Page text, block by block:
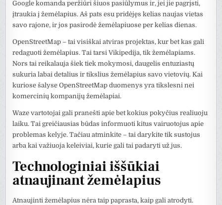
Google komanda peržiūri šiuos pasiūlymus ir, jei jie pagrįsti,
įtraukia į žemėlapius. Aš pats esu pridėjęs kelias naujas vietas
savo rajone, ir jos pasirodė žemėlapiuose per kelias dienas.
OpenStreetMap – tai visiškai atviras projektas, kur bet kas gali
redaguoti žemėlapius. Tai tarsi Vikipedija, tik žemėlapiams.
Nors tai reikalauja šiek tiek mokymosi, daugelis entuziastų
sukuria labai detalius ir tikslius žemėlapius savo vietovių. Kai
kuriose šalyse OpenStreetMap duomenys yra tikslesni nei
komercinių kompanijų žemėlapiai.
Waze vartotojai gali pranešti apie bet kokius pokyčius realiuoju
laiku. Tai greičiausias būdas informuoti kitus vairuotojus apie
problemas kelyje. Tačiau atminkite – tai darykite tik sustojus
arba kai važiuoja keleiviai, kurie gali tai padaryti už jus.
Technologiniai iššūkiai
atnaujinant žemėlapius
Atnaujinti žemėlapius nėra taip paprasta, kaip gali atrodyti.